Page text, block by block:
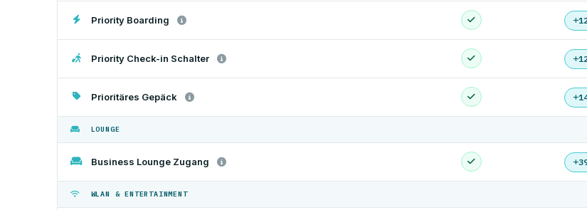
Priority Boarding
Priority Check-in Schalter
Prioritäres Gepäck
LOUNGE
Business Lounge Zugang
WLAN & ENTERTAINMENT